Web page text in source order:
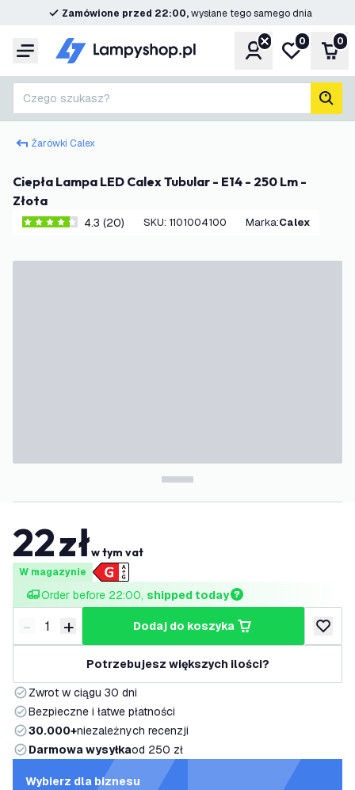
Zamówione przed 22:00,wysłane tego samego dnia
Menu KontoMoja lista
0 0
Czego szukasz?
Żarówki Calex
Ciepła Lampa LED Calex Tubular - E14 - 250 Lm -
Złota
4.3 Gwiazdki oceny
4.3 (20) SKU: 1101004100 Marka: Calex
22złw tym vat
W magazynie
Order before 22:00, shipped today
Zmniejsz ilość
- Zwiększ ilość
+ dodaj do koszyka
dodaj
Potrzebujesz większych ilości?
Zwrot w ciągu 30 dni
Bezpieczne i łatwe płatności
30.000+niezależnych recenzji
Darmowa wysyłkaod 250 zł
Wybierz dla biznesu